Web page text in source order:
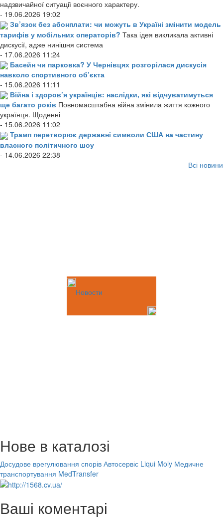
надзвичайної ситуації воєнного характеру.
- 19.06.2026 19:02
Зв’язок без абонплати: чи можуть в Україні змінити модель
тарифів у мобільних операторів? Така ідея викликала активні
дискусії, адже нинішня система
- 17.06.2026 11:24
Басейн чи парковка? У Чернівцях розгорілася дискусія
навколо спортивного об’єкта
- 15.06.2026 11:11
Війна і здоров’я українців: наслідки, які відчуватимуться
ще багато років Повномасштабна війна змінила життя кожного
українця. Щоденні
- 15.06.2026 11:02
Трамп перетворює державні символи США на частину
власного політичного шоу
- 14.06.2026 22:38
Всі новини
Новости
Нове в каталозі
Досудове врегулювання спорів Автосервіс Liqui Moly Медичне
транспортування MedTransfer
Ваші коментарі